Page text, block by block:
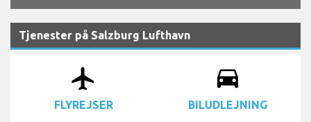
Tjenester på Salzburg Lufthavn
airplanemode_active
FLYREJSER
drive_eta
BILUDLEJNING